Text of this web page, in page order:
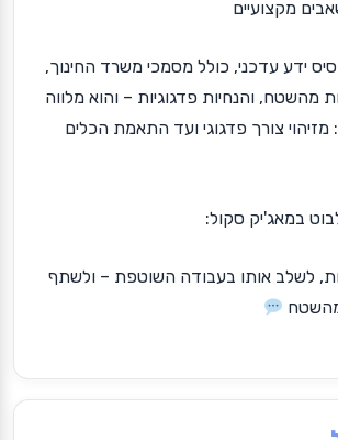
מקצועיים
ידע עדכני, כולל מסמכי משרד החינוך,
מהשטח, והנחיות פדגוגיות – והוא מלווה
צורך פדגוגי ועד התאמת הכלים
במאג'יק סקול:
לשלב אותו בעבודה השוטפת – ולשתף
מהשטח